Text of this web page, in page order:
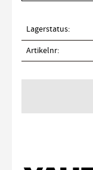
Lagerstatus
Artikelnr